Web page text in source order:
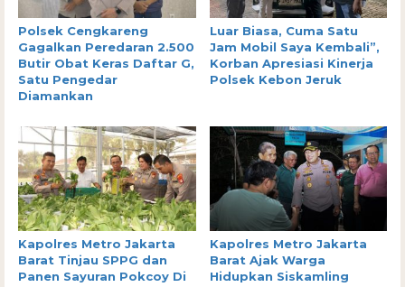
Polsek Cengkareng
Gagalkan Peredaran 2.500
Butir Obat Keras Daftar G,
Satu Pengedar
Diamankan
Luar Biasa, Cuma Satu
Jam Mobil Saya Kembali”,
Korban Apresiasi Kinerja
Polsek Kebon Jeruk
Kapolres Metro Jakarta
Barat Tinjau SPPG dan
Panen Sayuran Pokcoy Di
Kapolres Metro Jakarta
Barat Ajak Warga
Hidupkan Siskamling